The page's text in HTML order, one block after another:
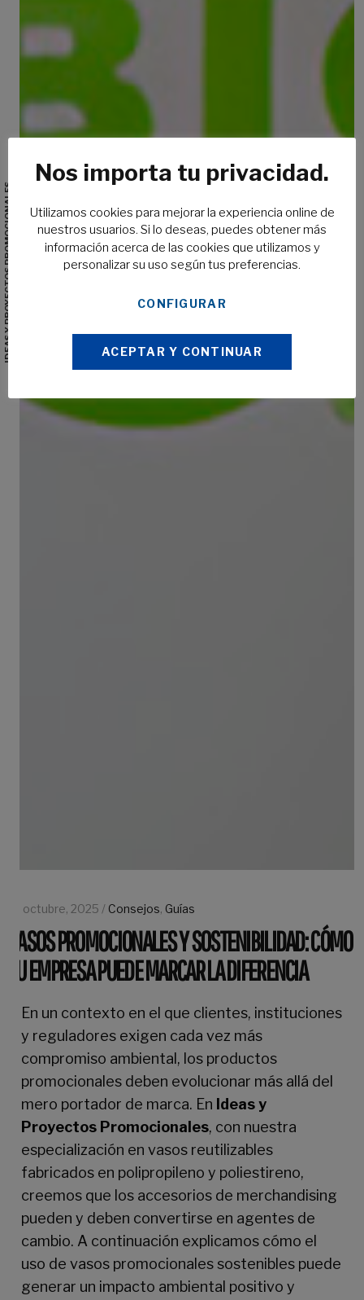
IDEAS Y PROYECTOS PROMOCIONALES
16 octubre, 2025 / Consejos, Guías
VASOS PROMOCIONALES Y SOSTENIBILIDAD: CÓMO
TU EMPRESA PUEDE MARCAR LA DIFERENCIA
En un contexto en el que clientes, instituciones
y reguladores exigen cada vez más
compromiso ambiental, los productos
promocionales deben evolucionar más allá del
mero portador de marca. En Ideas y
Proyectos Promocionales, con nuestra
especialización en vasos reutilizables
fabricados en polipropileno y poliestireno,
creemos que los accesorios de merchandising
pueden y deben convertirse en agentes de
cambio. A continuación explicamos cómo el
uso de vasos promocionales sostenibles puede
generar un impacto ambiental positivo y
Nos importa tu privacidad.
Utilizamos cookies para mejorar la experiencia online de
nuestros usuarios. Si lo deseas, puedes obtener más
información acerca de las cookies que utilizamos y
personalizar su uso según tus preferencias.
CONFIGURAR
ACEPTAR Y CONTINUAR